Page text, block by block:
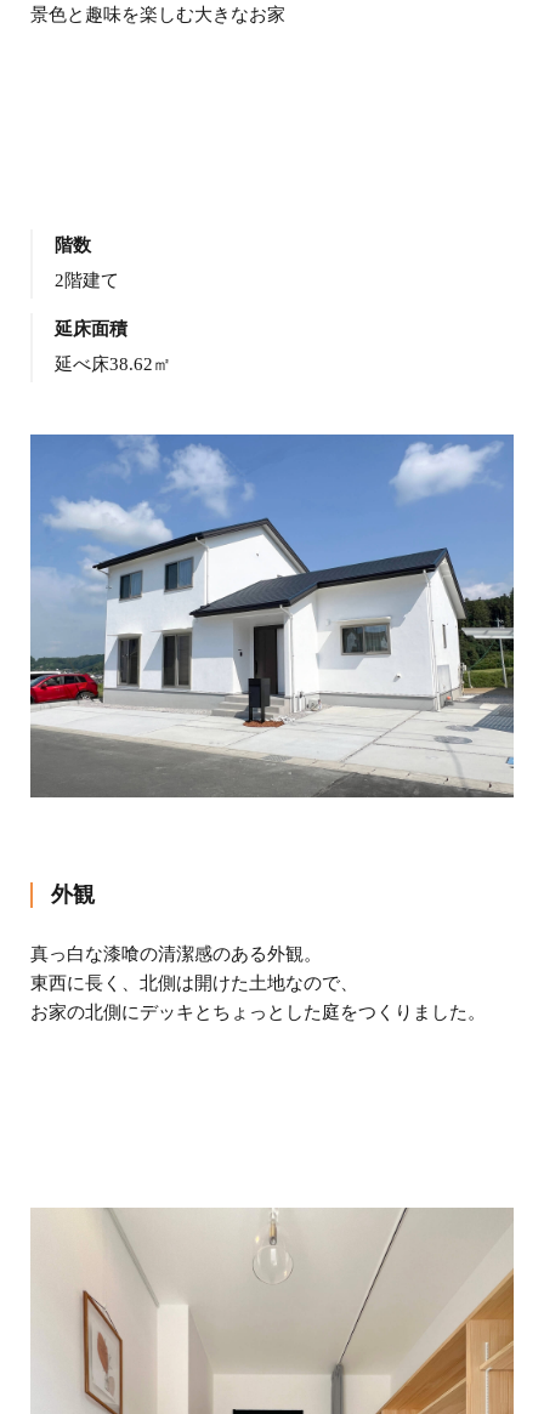
景色と趣味を楽しむ大きなお家
階数
2階建て
延床面積
延べ床38.62㎡
外観
真っ白な漆喰の清潔感のある外観。
東西に長く、北側は開けた土地なので、
お家の北側にデッキとちょっとした庭をつくりました。